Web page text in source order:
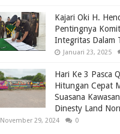
Kajari Oki H.
Pentingnya
Integritas Dalam
Januari 23, 2025
Hari Ke 3 Pasca
Hitungan Cepat
Suasana
Dinesty Land
November 29, 2024 0